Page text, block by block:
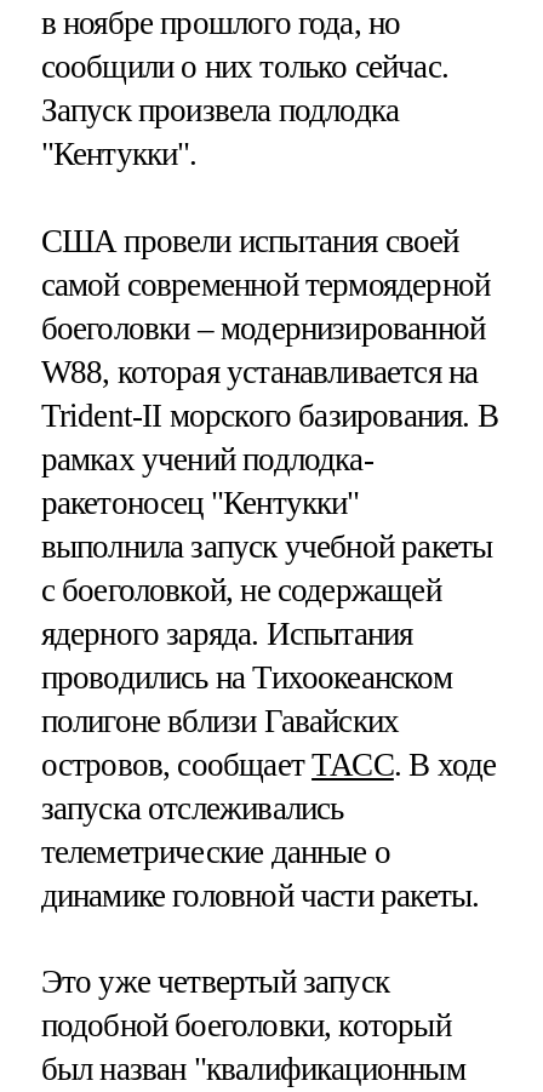
в ноябре прошлого года, но
сообщили о них только сейчас.
Запуск произвела подлодка
"Кентукки".
США провели испытания своей
самой современной термоядерной
боеголовки – модернизированной
W88, которая устанавливается на
Trident-II морского базирования. В
рамках учений подлодка-
ракетоносец "Кентукки"
выполнила запуск учебной ракеты
с боеголовкой, не содержащей
ядерного заряда. Испытания
проводились на Тихоокеанском
полигоне вблизи Гавайских
островов, сообщаетТАСС. В ходе
запуска отслеживались
телеметрические данные о
динамике головной части ракеты.
Это уже четвертый запуск
подобной боеголовки, который
был назван "квалификационным